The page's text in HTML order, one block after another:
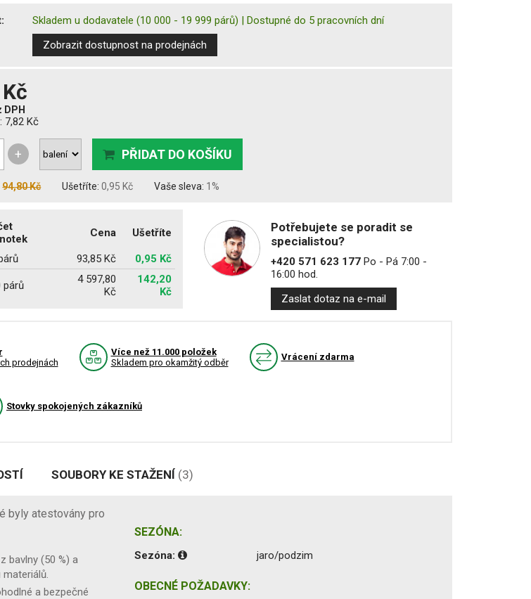
Skladem u dodavatele (10 000 - 19 999 párů) |Dostupné do 5 pracovních dní
Zobrazit dostupnost na prodejnách
DPH
7,82 Kč
+ PŘIDAT DO KOŠÍKU
94,80 Kč Ušetříte:0,95 Kč Vaše sleva: 1%
Cena Ušetříte
93,85 Kč 0,95 Kč
párů
4 597,80
Kč
142,20
Kč
Potřebujete se poradit se
specialistou?
+420 571 623 177Po - Pá 7:00 -
16:00 hod.
Zaslat dotaz na e-mail
prodejnách
Více než 11.000 položek
Skladem pro okamžitý odběr
Vrácení zdarma
Stovky spokojených zákazníků
SOUBORY KE STAŽENÍ (3)
byly atestovány pro
bavlny (50 %) a
a bezpečné
SEZÓNA:
Sezóna: jaro/podzim
OBECNÉ POŽADAVKY: